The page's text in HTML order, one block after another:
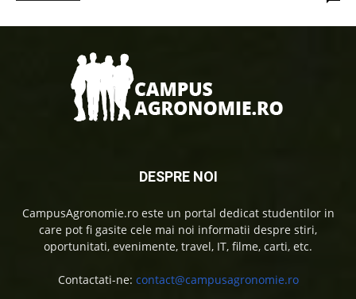
DESPRE NOI
CampusAgronomie.ro este un portal dedicat studentilor in
care pot fi gasite cele mai noi informatii despre stiri,
oportunitati, evenimente, travel, IT, filme, carti, etc.
Contactati-ne: contact@campusagronomie.ro